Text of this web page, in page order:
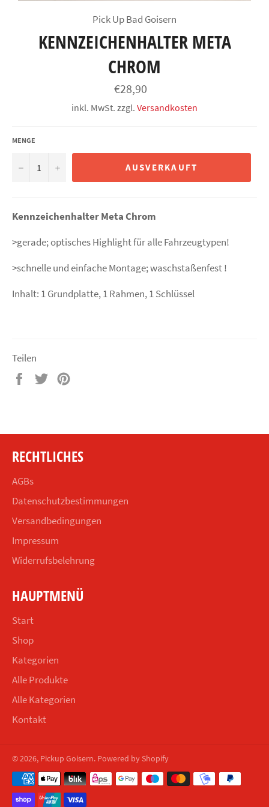
Pick Up Bad Goisern
KENNZEICHENHALTER META
CHROM
Normaler
Preis
€28,90
inkl. MwSt. zzgl. Versandkosten
MENGE
− + AUSVERKAUFT
Kennzeichenhalter Meta Chrom
>gerade; optisches Highlight für alle Fahrzeugtypen!
>schnelle und einfache Montage; waschstaßenfest !
Inhalt: 1 Grundplatte, 1 Rahmen, 1 Schlüssel
Teilen
Auf
Auf
RECHTLICHES
AGBs
Datenschutzbestimmungen
Versandbedingungen
Impressum
Widerrufsbelehrung
HAUPTMENÜ
Start
Shop
Kategorien
Alle Produkte
Alle Kategorien
Kontakt
© 2026, Pickup Goisern. Powered by Shopify
Zahlungsmethoden